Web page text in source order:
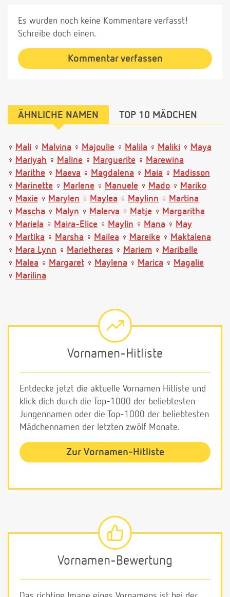
Es wurden noch keine Kommentare verfasst!
Schreibe doch einen.
Kommentar verfassen
ÄHNLICHE NAMEN TOP 10 MÄDCHEN
Mali Malvina Majoulie Malila Maliki
Maya
Mariyah
Maline Marguerite
Marewina
Marithe
Maeva Magdalena Maia
Madisson
Marinette
Marlene Manuele Mado
Mariko
Maxie
Marylen Maylea Maylinn
Martina
Mascha
Malyn Malerva Matje
Margaritha
Mariela
Maira-Elice Maylin Mana
May
Martika
Marsha Mailea Mareike
Maktalena
Mara Lynn
Marietheres Mariem
Maribelle
Malea
Margaret Maylena Marica
Magalie
Marilina
Vornamen-Hitliste
Entdecke jetzt die aktuelle Vornamen Hitliste und
klick dich durch die Top-1000 der beliebtesten
Jungennamen oder die Top-1000 der beliebtesten
Mädchennamen der letzten zwölf Monate.
Zur Vornamen-Hitliste
Vornamen-Bewertung